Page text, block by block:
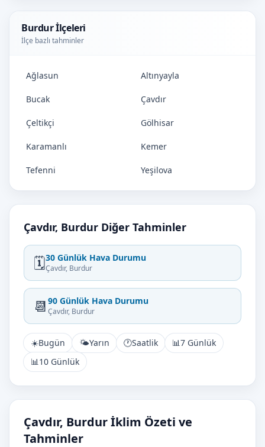
Burdur İlçeleri
İlçe bazlı tahminler
Ağlasun Altınyayla
Bucak Çavdır
Çeltikçi Gölhisar
Karamanlı Kemer
Tefenni Yeşilova
Çavdır, Burdur Diğer Tahminler
🗓️30 Günlük Hava Durumu
Çavdır, Burdur
📆 90 Günlük Hava Durumu
Çavdır, Burdur
☀️Bugün 🌤️Yarın 🕐Saatlik 📊7 Günlük
📊10 Günlük
Çavdır, Burdur İklim Özeti ve
Tahminler